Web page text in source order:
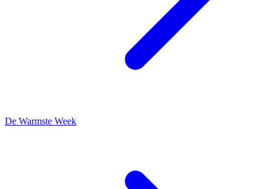
De Warmste Week